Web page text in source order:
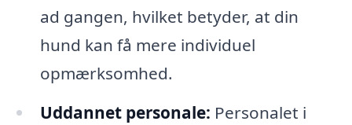
ad gangen, hvilket betyder, at din
hund kan få mere individuel
opmærksomhed.
Uddannet personale: Personalet i